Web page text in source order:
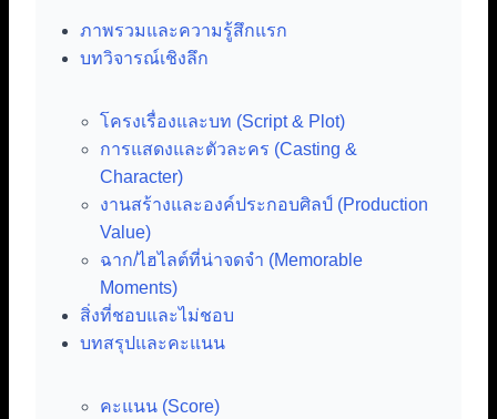
ภาพรวมและความรู้สึกแรก
บทวิจารณ์เชิงลึก
โครงเรื่องและบท (Script & Plot)
การแสดงและตัวละคร (Casting &
Character)
งานสร้างและองค์ประกอบศิลป์ (Production
Value)
ฉาก/ไฮไลต์ที่น่าจดจำ (Memorable
Moments)
สิ่งที่ชอบและไม่ชอบ
บทสรุปและคะแนน
คะแนน (Score)